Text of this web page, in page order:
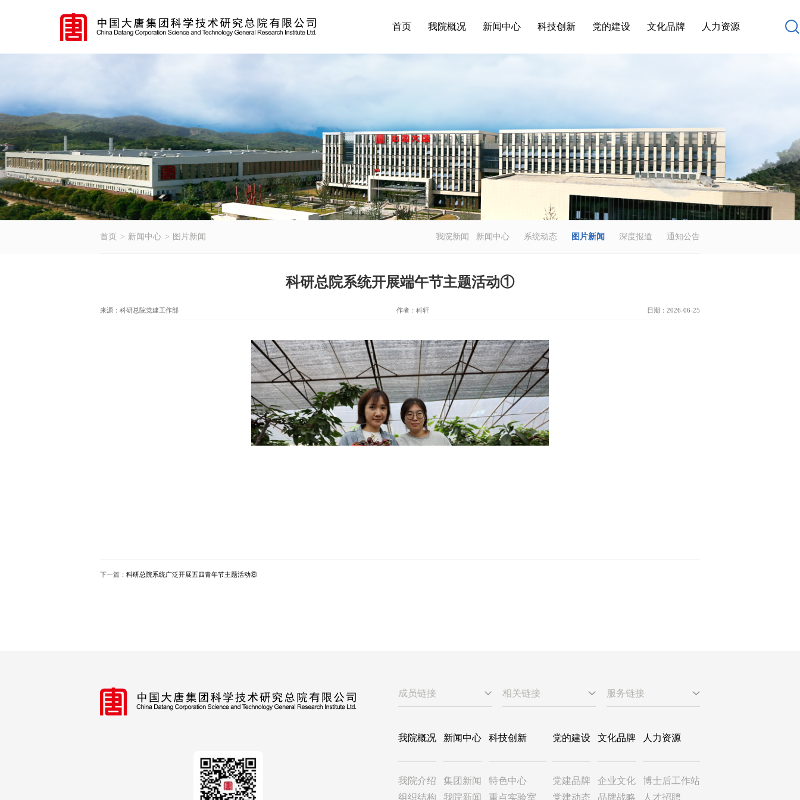
首页 我院概况 新闻中心 科技创新 党的建设 文化品牌 人力资源
首页 新闻中心 图片新闻 我院新闻 新闻中心 系统动态 图片新闻 深度报道 通知公告
科研总院系统开展端午节主题活动①
来源：科研总院党建工作部 作者：科轩 日期：2026-06-25
下一篇： 科研总院系统广泛开展五四青年节主题活动⑧
成员链接 相关链接 服务链接
我院概况
我院介绍
组织结构
新闻中心
集团新闻
我院新闻
科技创新
特色中心
重点实验室
党的建设
党建品牌
党建动态
文化品牌
企业文化
品牌战略
人力资源
博士后工作站
人才招聘